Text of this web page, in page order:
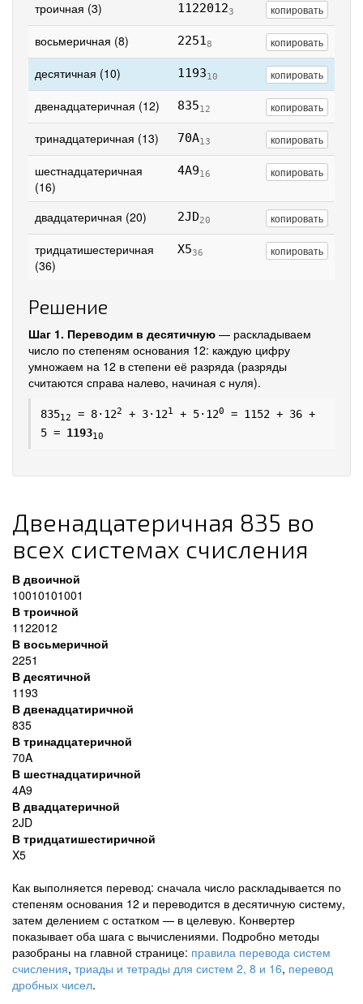
троичная (3) 11220123 копировать
восьмеричная (8) 22518 копировать
десятичная (10) 119310 копировать
двенадцатеричная (12) 83512 копировать
тринадцатеричная (13) 70A13 копировать
шестнадцатеричная
(16)
4A916 копировать
двадцатеричная (20) 2JD20 копировать
тридцатишестеричная
(36)
X536 копировать
Решение
Шаг 1. Переводим в десятичную — раскладываем
число по степеням основания 12: каждую цифру
умножаем на 12 в степени её разряда (разряды
считаются справа налево, начиная с нуля).
83512 = 8·122 + 3·121 + 5·120
= 1152 + 36 +
5 = 119310
Двенадцатеричная 835 во
всех системах счисления
В двоичной
10010101001
В троичной
1122012
В восьмеричной
2251
В десятичной
1193
В двенадцатиричной
835
В тринадцатеричной
70A
В шестнадцатиричной
4A9
В двадцатеричной
2JD
В тридцатишестиричной
X5
Как выполняется перевод: сначала число раскладывается по
степеням основания 12 и переводится в десятичную систему,
затем делением с остатком — в целевую. Конвертер
показывает оба шага с вычислениями. Подробно методы
разобраны на главной странице: правила перевода систем
счисления, триады и тетрады для систем 2, 8 и 16, перевод
дробных чисел.